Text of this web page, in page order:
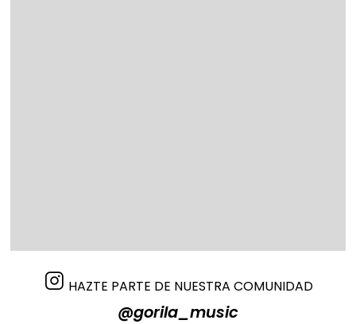
HAZTE PARTE DE NUESTRA COMUNIDAD
@gorila_music